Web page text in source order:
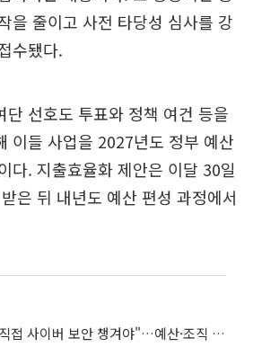
을 줄이고 사전 타당성 심사를 강
수됐다.
단 선호도 투표와 정책 여건 등을
이들 사업을 2027년도 정부 예산
다. 지출효율화 제안은 이달 30일
은 뒤 내년도 예산 편성 과정에서
금감원장 "CEO가 직접 사이버 보안 챙겨야"…예산·조직 확충 강조